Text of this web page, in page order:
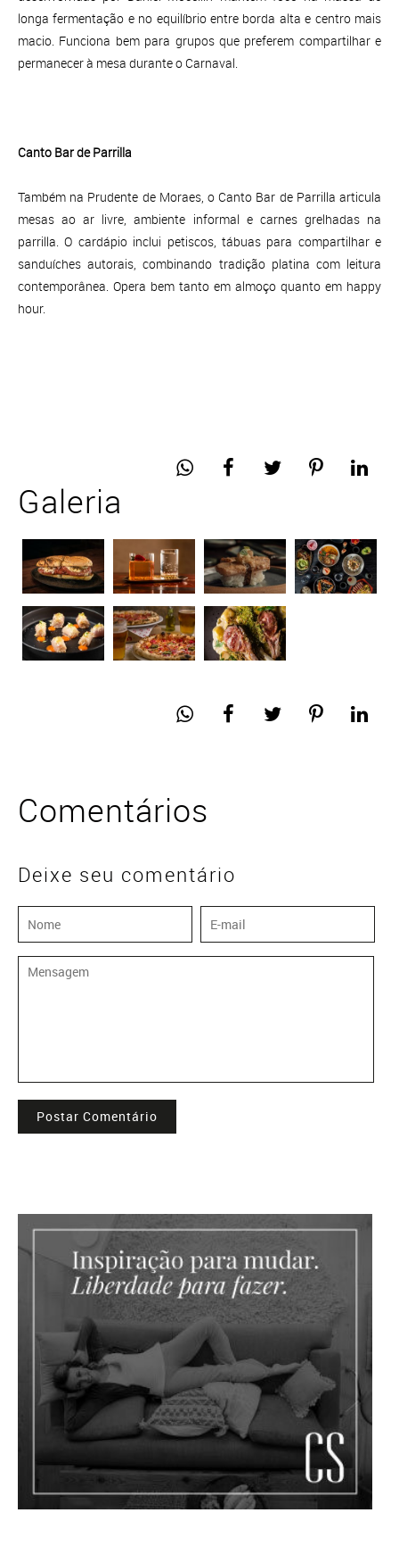
longa fermentação e no equilíbrio entre borda alta e centro mais
macio. Funciona bem para grupos que preferem compartilhar e
permanecer à mesa durante o Carnaval.
Canto Bar de Parrilla
Também na Prudente de Moraes, o Canto Bar de Parrilla articula
mesas ao ar livre, ambiente informal e carnes grelhadas na
parrilla. O cardápio inclui petiscos, tábuas para compartilhar e
sanduíches autorais, combinando tradição platina com leitura
contemporânea. Opera bem tanto em almoço quanto em happy
hour.
Galeria
Comentários
Deixe seu comentário
Postar Comentário